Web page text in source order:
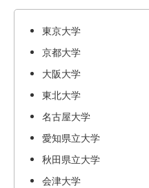
東京大学
京都大学
大阪大学
東北大学
名古屋大学
愛知県立大学
秋田県立大学
会津大学